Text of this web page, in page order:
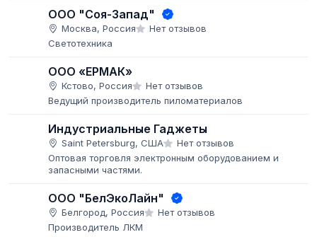
ООО "Соя-Запад"
Москва, Россия
Нет отзывов
Светотехника
ООО «ЕРМАК»
Кстово, Россия
Нет отзывов
Ведущий производитель пиломатериалов
Индустриальные Гаджеты
Saint Petersburg, США
Нет отзывов
Оптовая торговля электронным оборудованием и
запасными частями.
ООО "БелЭкоЛайн"
Белгород, Россия
Нет отзывов
Производитель ЛКМ